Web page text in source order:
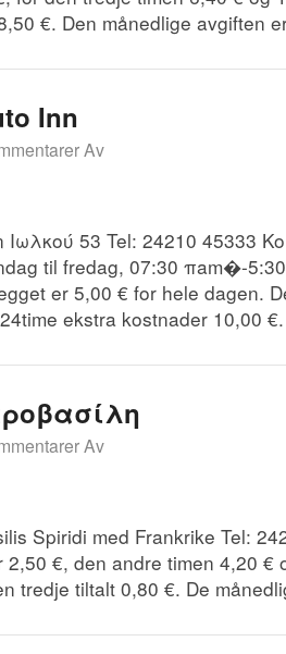
€. Den månedlige avgiften
Inn
Av
Ιωλκού 53 Tel: 24210 45333
til fredag, 07:30 πam�-
er 5,00 € for hele dagen.
ekstra kostnader 10,00 €.
Av
Spiridi med Frankrike Tel:
2,50 €, den andre timen 4,20 €
tredje tiltalt 0,80 €. De